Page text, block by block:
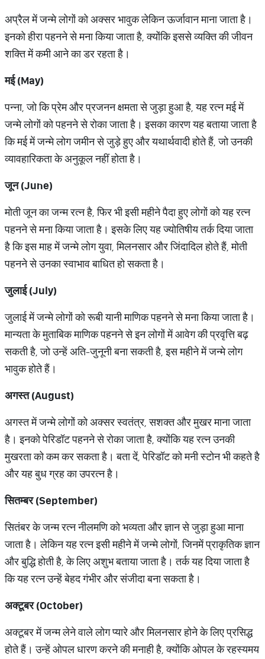
अप्रैल में जन्मे लोगों को अक्सर भावुक लेकिन ऊर्जावान माना जाता है।
इनको हीरा पहनने से मना किया जाता है, क्योंकि इससे व्यक्ति की जीवन
शक्ति में कमी आने का डर रहता है।
मई(May)
पन्ना, जो कि प्रेम और प्रजनन क्षमता से जुड़ा हुआ है, यह रत्न मई में
जन्मे लोगों को पहनने से रोका जाता है। इसका कारण यह बताया जाता है
कि मई में जन्मे लोग जमीन से जुड़े हुए और यथार्थवादी होते हैं, जो उनकी
व्यावहारिकता के अनुकूल नहीं होता है।
जून(June)
मोती जून का जन्म रत्न है, फिर भी इसी महीने पैदा हुए लोगों को यह रत्न
पहनने से मना किया जाता है। इसके लिए यह ज्योतिषीय तर्क दिया जाता
है कि इस माह में जन्मे लोग युवा, मिलनसार और जिंदादिल होते हैं, मोती
पहनने से उनका स्वाभाव बाधित हो सकता है।
जुलाई(July)
जुलाई में जन्मे लोगों को रूबी यानी माणिक पहनने से मना किया जाता है।
मान्यता के मुताबिक माणिक पहनने से इन लोगों में आवेग की प्रवृत्ति बढ़
सकती है, जो उन्हें अति-जुनूनी बना सकती है, इस महीने में जन्मे लोग
भावुक होते हैं।
अगस्त(August)
अगस्त में जन्मे लोगों को अक्सर स्वतंत्र, सशक्त और मुखर माना जाता
है। इनको पेरिडॉट पहनने से रोका जाता है, क्योंकि यह रत्न उनकी
मुखरता को कम कर सकता है। बता दें, पेरिडॉट को मनी स्टोन भी कहते है
और यह बुध ग्रह का उपरत्न है।
सितम्बर(September)
सितंबर के जन्म रत्न नीलमणि को भव्यता और ज्ञान से जुड़ा हुआ माना
जाता है। लेकिन यह रत्न इसी महीने में जन्मे लोगों, जिनमें प्राकृतिक ज्ञान
और बुद्धि होती है, के लिए अशुभ बताया जाता है। तर्क यह दिया जाता है
कि यह रत्न उन्हें बेहद गंभीर और संजीदा बना सकता है।
अक्टूबर(October)
अक्टूबर में जन्म लेने वाले लोग प्यारे और मिलनसार होने के लिए प्रसिद्ध
होते हैं। उन्हें ओपल धारण करने की मनाही है, क्योंकि ओपल के रहस्यमय